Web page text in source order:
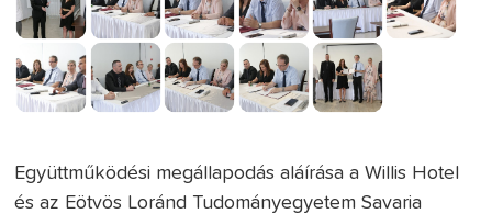
Együttműködési megállapodás aláírása a Willis Hotel
és az Eötvös Loránd Tudományegyetem Savaria